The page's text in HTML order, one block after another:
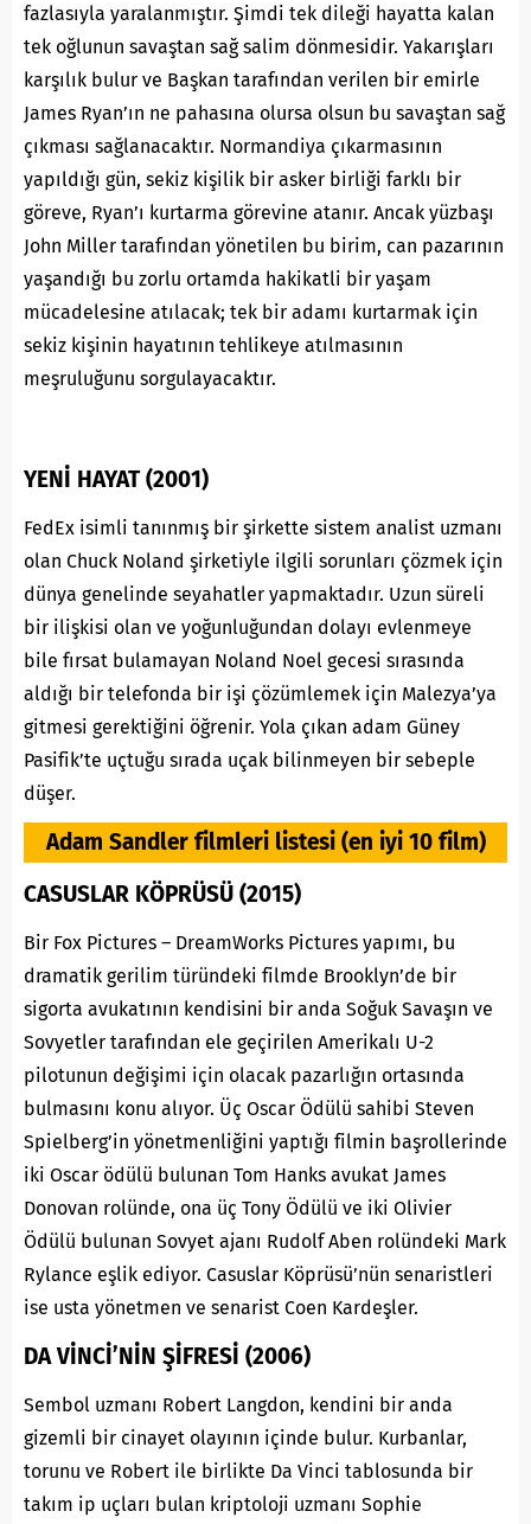
fazlasıyla yaralanmıştır. Şimdi tek dileği hayatta kalan
tek oğlunun savaştan sağ salim dönmesidir. Yakarışları
karşılık bulur ve Başkan tarafından verilen bir emirle
James Ryan’ın ne pahasına olursa olsun bu savaştan sağ
çıkması sağlanacaktır. Normandiya çıkarmasının
yapıldığı gün, sekiz kişilik bir asker birliği farklı bir
göreve, Ryan’ı kurtarma görevine atanır. Ancak yüzbaşı
John Miller tarafından yönetilen bu birim, can pazarının
yaşandığı bu zorlu ortamda hakikatli bir yaşam
mücadelesine atılacak; tek bir adamı kurtarmak için
sekiz kişinin hayatının tehlikeye atılmasının
meşruluğunu sorgulayacaktır.
YENİ HAYAT (2001)
FedEx isimli tanınmış bir şirkette sistem analist uzmanı
olan Chuck Noland şirketiyle ilgili sorunları çözmek için
dünya genelinde seyahatler yapmaktadır. Uzun süreli
bir ilişkisi olan ve yoğunluğundan dolayı evlenmeye
bile fırsat bulamayan Noland Noel gecesi sırasında
aldığı bir telefonda bir işi çözümlemek için Malezya’ya
gitmesi gerektiğini öğrenir. Yola çıkan adam Güney
Pasifik’te uçtuğu sırada uçak bilinmeyen bir sebeple
düşer.
Adam Sandler filmleri listesi (en iyi 10 film)
CASUSLAR KÖPRÜSÜ (2015)
Bir Fox Pictures – DreamWorks Pictures yapımı, bu
dramatik gerilim türündeki filmde Brooklyn’de bir
sigorta avukatının kendisini bir anda Soğuk Savaşın ve
Sovyetler tarafından ele geçirilen Amerikalı U-2
pilotunun değişimi için olacak pazarlığın ortasında
bulmasını konu alıyor. Üç Oscar Ödülü sahibi Steven
Spielberg’in yönetmenliğini yaptığı filmin başrollerinde
iki Oscar ödülü bulunan Tom Hanks avukat James
Donovan rolünde, ona üç Tony Ödülü ve iki Olivier
Ödülü bulunan Sovyet ajanı Rudolf Aben rolündeki Mark
Rylance eşlik ediyor. Casuslar Köprüsü’nün senaristleri
ise usta yönetmen ve senarist Coen Kardeşler.
DA VİNCİ’NİN ŞİFRESİ (2006)
Sembol uzmanı Robert Langdon, kendini bir anda
gizemli bir cinayet olayının içinde bulur. Kurbanlar,
torunu ve Robert ile birlikte Da Vinci tablosunda bir
takım ip uçları bulan kriptoloji uzmanı Sophie